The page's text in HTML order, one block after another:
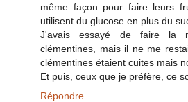
même façon pour faire leurs
utilisent du glucose en plus du
J'avais essayé de faire la
clémentines, mais il ne me
clémentines étaient cuites mais
Et puis, ceux que je préfère, ce
Répondre